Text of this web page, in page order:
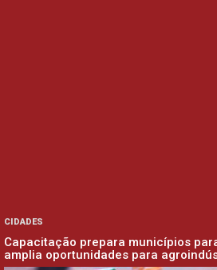
CIDADES
Capacitação prepara municípios
amplia oportunidades para